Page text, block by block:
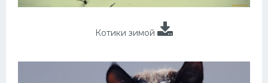
Котики зимой